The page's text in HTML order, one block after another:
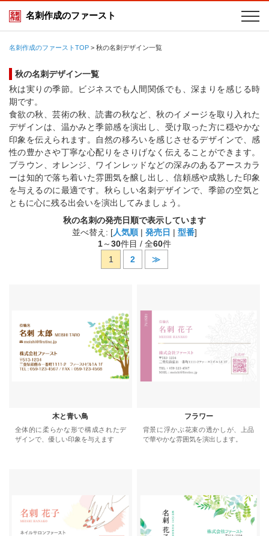
名刺作成のファースト
名刺作成のファーストTOP > 秋の名刺デザイン一覧
秋の名刺デザイン一覧
秋は実りの季節。ビジネスでも人間関係でも、深まりを感じる時
期です。
食欲の秋、芸術の秋、読書の秋など、秋のイメージを取り入れた
デザインは、温かみと季節感を演出し、受け取った方に穏やかな
印象を伝えられます。自然の移ろいを感じさせるデザインで、感
性の豊かさや丁寧な心配りをさりげなく伝えることができます。
ブラウン、オレンジ、ワインレッドなどの深みのあるアースカラ
ーは知的で落ち着いた雰囲気を醸し出し、信頼感や成熟した印象
を与えるのに最適です。秋らしい名刺デザインで、季節の空気と
ともに心に残る出会いを演出してみましょう。
秋の名刺の発売日順で表示しています
並べ替え: [人気順| 発売日 | 型番]
1～30件目 / 全60件
1
2 ≫
木と青い鳥
全体的に柔らかな形で構成されたデ
ザインで、優しい印象を与えます
フラワー
背景に浮かぶ花束の透かしが、上品
で華やかな雰囲気を演出します。